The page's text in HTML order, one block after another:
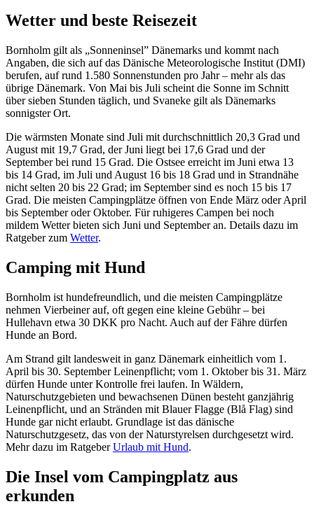
Wetter und beste Reisezeit
Bornholm gilt als „Sonneninsel” Dänemarks und kommt nach
Angaben, die sich auf das Dänische Meteorologische Institut (DMI)
berufen, auf rund 1.580 Sonnenstunden pro Jahr – mehr als das
übrige Dänemark. Von Mai bis Juli scheint die Sonne im Schnitt
über sieben Stunden täglich, und Svaneke gilt als Dänemarks
sonnigster Ort.
Die wärmsten Monate sind Juli mit durchschnittlich 20,3 Grad und
August mit 19,7 Grad, der Juni liegt bei 17,6 Grad und der
September bei rund 15 Grad. Die Ostsee erreicht im Juni etwa 13
bis 14 Grad, im Juli und August 16 bis 18 Grad und in Strandnähe
nicht selten 20 bis 22 Grad; im September sind es noch 15 bis 17
Grad. Die meisten Campingplätze öffnen von Ende März oder April
bis September oder Oktober. Für ruhigeres Campen bei noch
mildem Wetter bieten sich Juni und September an. Details dazu im
Ratgeber zum Wetter.
Camping mit Hund
Bornholm ist hundefreundlich, und die meisten Campingplätze
nehmen Vierbeiner auf, oft gegen eine kleine Gebühr – bei
Hullehavn etwa 30 DKK pro Nacht. Auch auf der Fähre dürfen
Hunde an Bord.
Am Strand gilt landesweit in ganz Dänemark einheitlich vom 1.
April bis 30. September Leinenpflicht; vom 1. Oktober bis 31. März
dürfen Hunde unter Kontrolle frei laufen. In Wäldern,
Naturschutzgebieten und bewachsenen Dünen besteht ganzjährig
Leinenpflicht, und an Stränden mit Blauer Flagge (Blå Flag) sind
Hunde gar nicht erlaubt. Grundlage ist das dänische
Naturschutzgesetz, das von der Naturstyrelsen durchgesetzt wird.
Mehr dazu im RatgeberUrlaub mit Hund.
Die Insel vom Campingplatz aus
erkunden